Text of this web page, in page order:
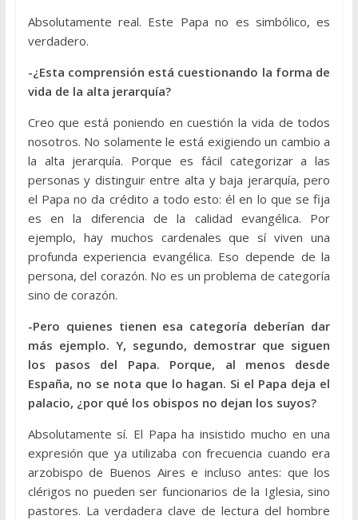
Absolutamente real. Este Papa no es simbólico, es
verdadero.
-¿Esta comprensión está cuestionando la forma de
vida de la alta jerarquía?
Creo que está poniendo en cuestión la vida de todos
nosotros. No solamente le está exigiendo un cambio a
la alta jerarquía. Porque es fácil categorizar a las
personas y distinguir entre alta y baja jerarquía, pero
el Papa no da crédito a todo esto: él en lo que se fija
es en la diferencia de la calidad evangélica. Por
ejemplo, hay muchos cardenales que sí viven una
profunda experiencia evangélica. Eso depende de la
persona, del corazón. No es un problema de categoría
sino de corazón.
-Pero quienes tienen esa categoría deberían dar
más ejemplo. Y, segundo, demostrar que siguen
los pasos del Papa. Porque, al menos desde
España, no se nota que lo hagan. Si el Papa deja el
palacio, ¿por qué los obispos no dejan los suyos?
Absolutamente sí. El Papa ha insistido mucho en una
expresión que ya utilizaba con frecuencia cuando era
arzobispo de Buenos Aires e incluso antes: que los
clérigos no pueden ser funcionarios de la Iglesia, sino
pastores. La verdadera clave de lectura del hombre